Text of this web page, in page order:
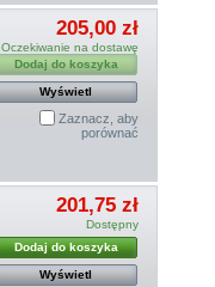
205,00 zł
Oczekiwanie na dostawę
Dodaj do koszyka
Wyświetl
Zaznacz, aby
porównać
201,75 zł
Dostępny
Dodaj do koszyka
Wyświetl